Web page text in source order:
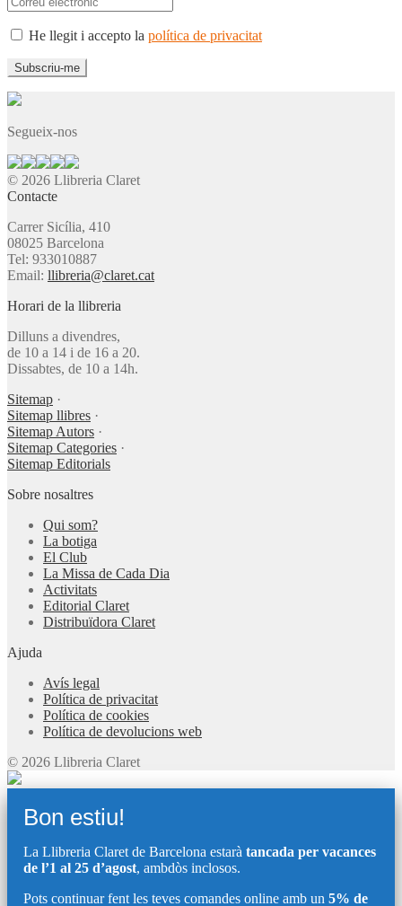
He llegit i accepto la política de privacitat
Segueix-nos
© 2026 Llibreria Claret
Contacte
Carrer Sicília, 410
08025 Barcelona
Tel: 933010887
Email: llibreria@claret.cat
Horari de la llibreria
Dilluns a divendres,
de 10 a 14 i de 16 a 20.
Dissabtes, de 10 a 14h.
Sitemap ·
Sitemap llibres ·
Sitemap Autors ·
Sitemap Categories ·
Sitemap Editorials
Sobre nosaltres
Qui som?
La botiga
El Club
La Missa de Cada Dia
Activitats
Editorial Claret
Distribuïdora Claret
Ajuda
Avís legal
Política de privacitat
Política de cookies
Política de devolucions web
© 2026 Llibreria Claret
Bon estiu!
La Llibreria Claret de Barcelona estarà tancada per vacances
de l’1 al 25 d’agost, ambdòs inclosos.
Pots continuar fent les teves comandes online amb un 5% de